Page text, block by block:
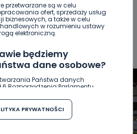
przetwarzane są w celu
ofert, sprzedaży usług
biznesowych, a także w celu
w rozumieniu ustawy
elektroniczną.
będziemy
dane osobowe?
Państwa danych
6 Rozporządzenia Parlamentu
fizycznych w związku z
osobowych w sprawie
takich danych oraz uchylenia
PRYWATNOŚCI
I ROZRYWKA LUDZIE
RELIGIA
SAMORZĄD
INFO
WSZYSTKICH ŚWIĘTYCH